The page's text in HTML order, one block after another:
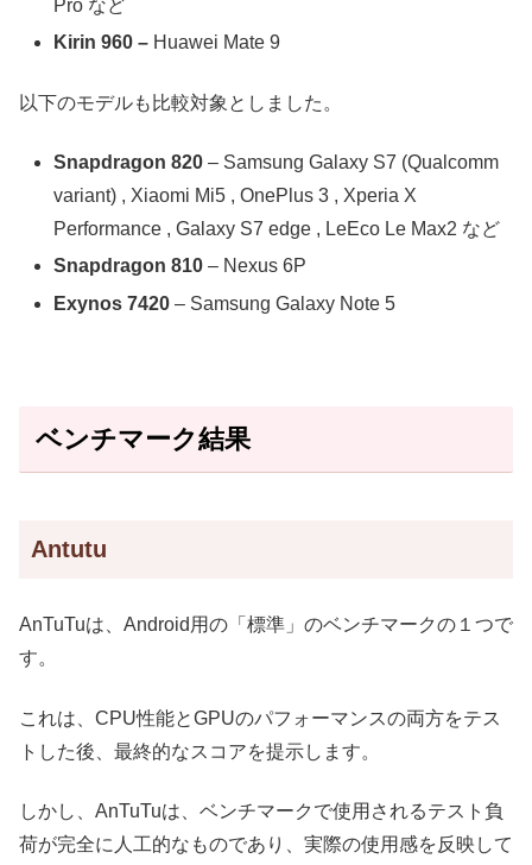
Pro など
Kirin 960 – Huawei Mate 9
以下のモデルも比較対象としました。
Snapdragon 820 – Samsung Galaxy S7 (Qualcomm
variant) , Xiaomi Mi5 , OnePlus 3 , Xperia X
Performance , Galaxy S7 edge , LeEco Le Max2 など
Snapdragon 810 – Nexus 6P
Exynos 7420 – Samsung Galaxy Note 5
ベンチマーク結果
Antutu
AnTuTuは、Android用の「標準」のベンチマークの１つで
す。
これは、CPU性能とGPUのパフォーマンスの両方をテス
トした後、最終的なスコアを提示します。
しかし、AnTuTuは、ベンチマークで使用されるテスト負
荷が完全に人工的なものであり、実際の使用感を反映して